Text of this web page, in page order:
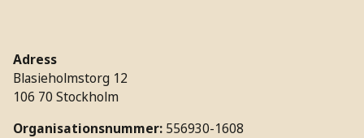
Adress
Blasieholmstorg 12
106 70 Stockholm
Organisationsnummer: 556930-1608